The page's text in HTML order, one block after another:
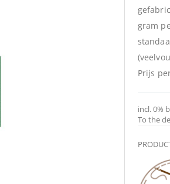
gram
Prijs
incl.0%
To the